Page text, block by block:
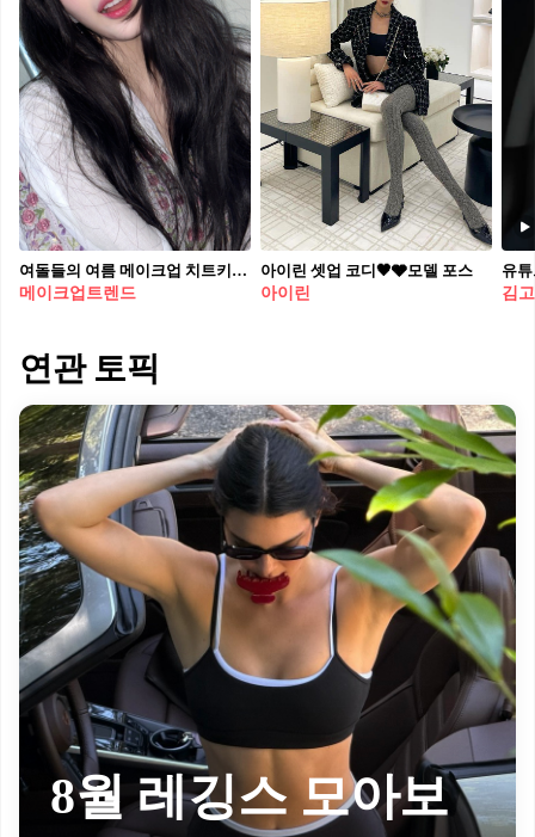
여돌들의 여름 메이크업 치트키✨ 하이라이터로 입체적인 얼굴 완성✔️
메이크업트렌드
아이린 셋업 코디🖤🩶모델 포스
아이린
김
연관 토픽
8월 레깅스 모아보